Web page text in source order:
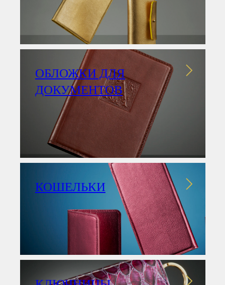
ОБЛОЖКИ ДЛЯ
ДОКУМЕНТОВ
КОШЕЛЬКИ